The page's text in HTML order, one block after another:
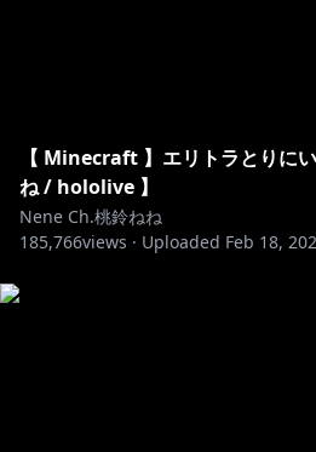
【 Minecraft 】エリトラとりに
ね / hololive 】
Nene Ch.桃鈴ねね
185,766views · Uploaded Feb 18,